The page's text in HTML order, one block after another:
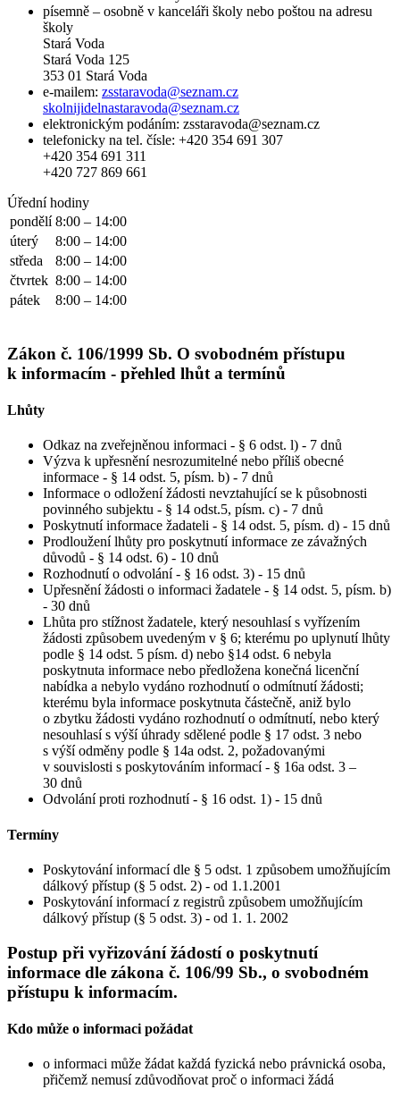
písemně – osobně v kanceláři školy nebo poštou na adresu
školy
Stará Voda
Stará Voda 125
353 01 Stará Voda
e-mailem: zsstaravoda@seznam.cz
skolnijidelnastaravoda@seznam.cz
elektronickým podáním: zsstaravoda@seznam.cz
telefonicky na tel. čísle: +420 354 691 307
+420 354 691 311
+420 727 869 661
Úřední hodiny
pondělí 8:00 – 14:00
úterý
8:00 – 14:00
středa
8:00 – 14:00
čtvrtek 8:00 – 14:00
pátek
8:00 – 14:00
Zákon č. 106/1999 Sb. O svobodném přístupu
k informacím - přehled lhůt a termínů
Lhůty
Odkaz na zveřejněnou informaci - § 6 odst. l) - 7 dnů
Výzva k upřesnění nesrozumitelné nebo příliš obecné
informace - § 14 odst. 5, písm. b) - 7 dnů
Informace o odložení žádosti nevztahující se k působnosti
povinného subjektu - § 14 odst.5, písm. c) - 7 dnů
Poskytnutí informace žadateli - § 14 odst. 5, písm. d) - 15 dnů
Prodloužení lhůty pro poskytnutí informace ze závažných
důvodů - § 14 odst. 6) - 10 dnů
Rozhodnutí o odvolání - § 16 odst. 3) - 15 dnů
Upřesnění žádosti o informaci žadatele - § 14 odst. 5, písm. b)
- 30 dnů
Lhůta pro stížnost žadatele, který nesouhlasí s vyřízením
žádosti způsobem uvedeným v § 6; kterému po uplynutí lhůty
podle § 14 odst. 5 písm. d) nebo §14 odst. 6 nebyla
poskytnuta informace nebo předložena konečná licenční
nabídka a nebylo vydáno rozhodnutí o odmítnutí žádosti;
kterému byla informace poskytnuta částečně, aniž bylo
o zbytku žádosti vydáno rozhodnutí o odmítnutí, nebo který
nesouhlasí s výší úhrady sdělené podle § 17 odst. 3 nebo
s výší odměny podle § 14a odst. 2, požadovanými
v souvislosti s poskytováním informací - § 16a odst. 3 –
30 dnů
Odvolání proti rozhodnutí - § 16 odst. 1) - 15 dnů
Termíny
Poskytování informací dle § 5 odst. 1 způsobem umožňujícím
dálkový přístup (§ 5 odst. 2) - od 1.1.2001
Poskytování informací z registrů způsobem umožňujícím
dálkový přístup (§ 5 odst. 3) - od 1. 1. 2002
Postup při vyřizování žádostí o poskytnutí
informace dle zákona č. 106/99 Sb., o svobodném
přístupu k informacím.
Kdo může o informaci požádat
o informaci může žádat každá fyzická nebo právnická osoba,
přičemž nemusí zdůvodňovat proč o informaci žádá